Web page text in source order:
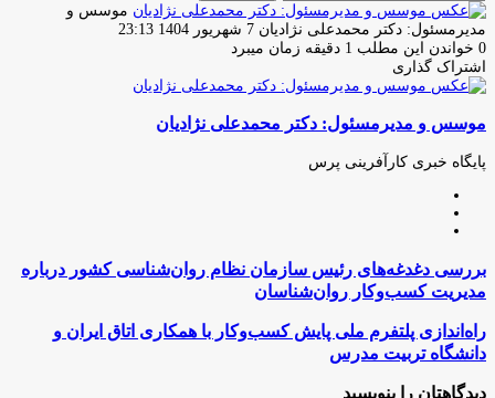
موسس و
مدیرمسئول: دکتر محمدعلی نژادیان ارسال
ایمیل
7 شهریور 1404 23:13
0 خواندن این مطلب 1 دقیقه زمان میبرد
اشتراک گذاری
فیس
توئیتر
لینکدین
واتس
تلگرام
اشتراک
از
ایمیل
چاپ
موسس و مدیرمسئول: دکتر محمدعلی نژادیان
پایگاه خبری کارآفرینی پرس
بررسی
دغدغه‌های
رئیس
سازمان
نظام
روان‌شناسی
کشور
بررسی دغدغه‌های رئیس سازمان نظام روان‌شناسی کشور درباره
مدیریت کسب‌وکار روان‌شناسان
راه‌اندازی
پلتفرم
ملی
پایش
راه‌اندازی پلتفرم ملی پایش کسب‌وکار با همکاری اتاق ایران و
دانشگاه تربیت مدرس
دیدگاهتان را بنویسید